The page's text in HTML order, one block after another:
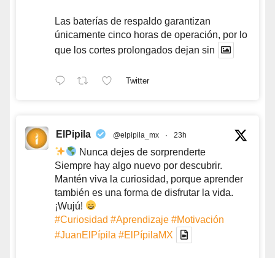
Las baterías de respaldo garantizan
únicamente cinco horas de operación, por lo
que los cortes prolongados dejan sin
Twitter
ElPipila @elpipila_mx · 23h
Nunca dejes de sorprenderte
Siempre hay algo nuevo por descubrir.
Mantén viva la curiosidad, porque aprender
también es una forma de disfrutar la vida.
¡Wujú!
#Curiosidad #Aprendizaje #Motivación
#JuanElPípila #ElPípilaMX